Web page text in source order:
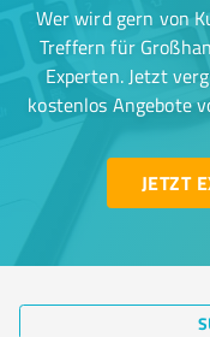
Wer wird gern von
Treffern für
Experten. Jetzt
kostenlos Angebote
JETZT